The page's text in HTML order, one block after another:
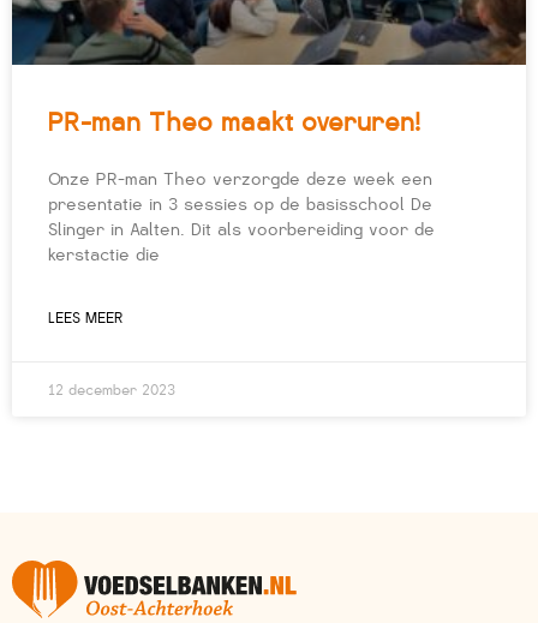
PR-man Theo maakt overuren!
Onze PR-man Theo verzorgde deze week een
presentatie in 3 sessies op de basisschool De
Slinger in Aalten. Dit als voorbereiding voor de
kerstactie die
LEES MEER
12 december 2023